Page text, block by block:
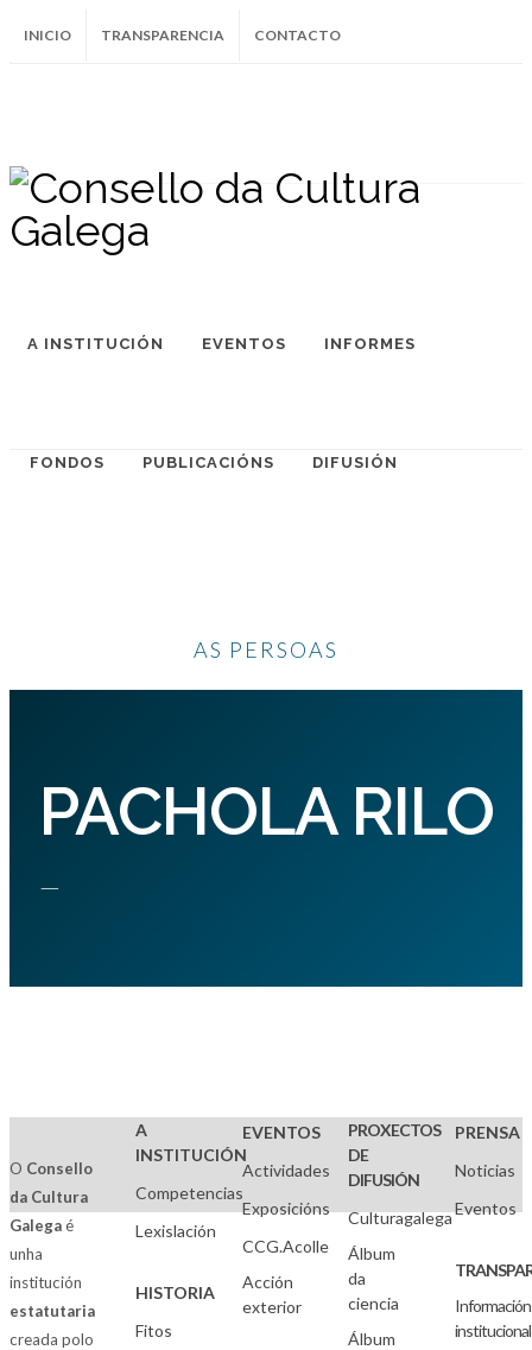
INICIO TRANSPARENCIA CONTACTO
InstagramFacebookTwitter Soundcloud
Youtube
A INSTITUCIÓN EVENTOS INFORMES
FONDOS PUBLICACIÓNS DIFUSIÓN
AS PERSOAS
PACHOLA RILO
—
O Consello
da Cultura
Galegaé
unha
institución
estatutaria
creada polo
A
INSTITUCIÓN
Competencias
Lexislación
HISTORIA
Fitos
EVENTOS
Actividades
Exposicións
CCG.Acolle
Acción
exterior
PROXECTOS
DE
DIFUSIÓN
Culturagalega
Álbum
da
ciencia
Álbum
PRENSA
Noticias
Eventos
Información
institucional